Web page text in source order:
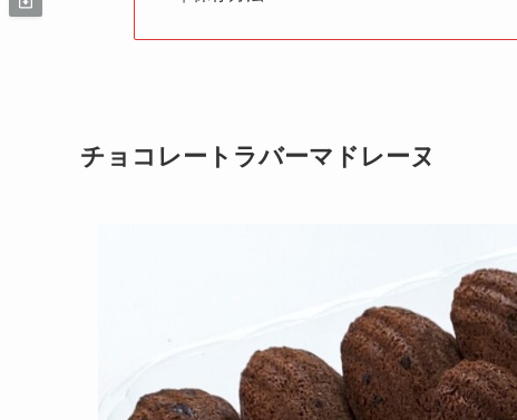
チョコレートラバーマドレーヌ